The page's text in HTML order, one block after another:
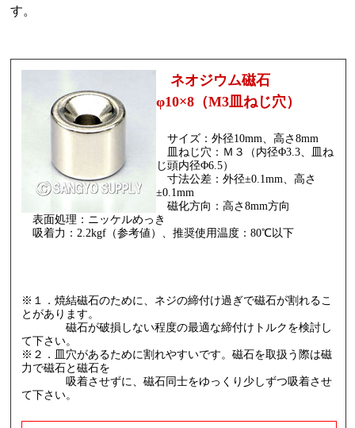
す。
ネオジウム磁石
φ10×8（M3皿ねじ穴）
サイズ：外径10mm、高さ8mm
皿ねじ穴：Ｍ３（内径Φ3.3、皿ね
じ頭内径Φ6.5）
寸法公差：外径±0.1mm、高さ
±0.1mm
磁化方向：高さ8mm方向
表面処理：ニッケルめっき
吸着力：2.2kgf（参考値）、推奨使用温度：80℃以下
※１．焼結磁石のために、ネジの締付け過ぎで磁石が割れるこ
とがあります。
磁石が破損しない程度の最適な締付けトルクを検討し
て下さい。
※２．皿穴があるために割れやすいです。磁石を取扱う際は磁
力で磁石と磁石を
吸着させずに、磁石同士をゆっくり少しずつ吸着させ
て下さい。